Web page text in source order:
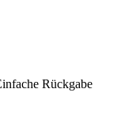
Rückgabe